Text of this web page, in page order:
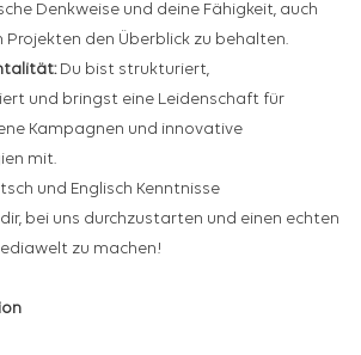
Denkweise und deine Fähigkeit, auch
Projekten den Überblick zu behalten.
Du bist strukturiert,
und bringst eine Leidenschaft für
Kampagnen und innovative
mit.
und Englisch Kenntnisse
bei uns durchzustarten und einen echten
zu machen!